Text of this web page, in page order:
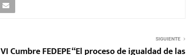
SIGUIENTE
VI Cumbre FEDEPE “El proceso de igualdad de las